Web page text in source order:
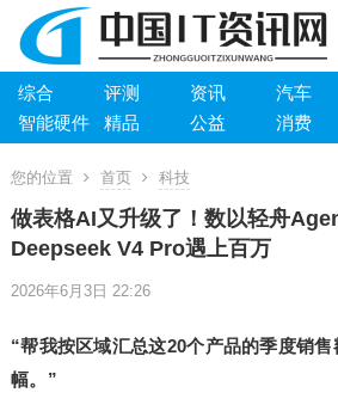
综合 评测 资讯 汽车
智能硬件
精品 公益 消费
您的位置 首页 科技
做表格AI又升级了！数以轻舟
Deepseek V4 Pro遇上百万
2026年6月3日 22:26
“帮我按区域汇总这20个产品的季度销
幅。”